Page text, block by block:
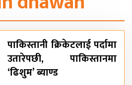
पाकिस्तानी क्रिकेटलाई पर्दामा
उतारेपछी, पाकिस्तानमा
‘ढिशुम’ ब्याण्ड